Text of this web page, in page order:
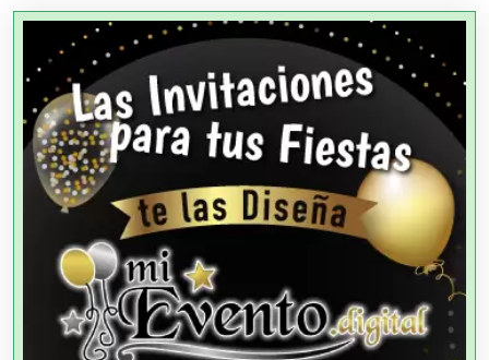
Agencias Aduanales
Agencias de Autos
Agencias de Cobranza
Agencias de Colocación
Agencias de Modelos